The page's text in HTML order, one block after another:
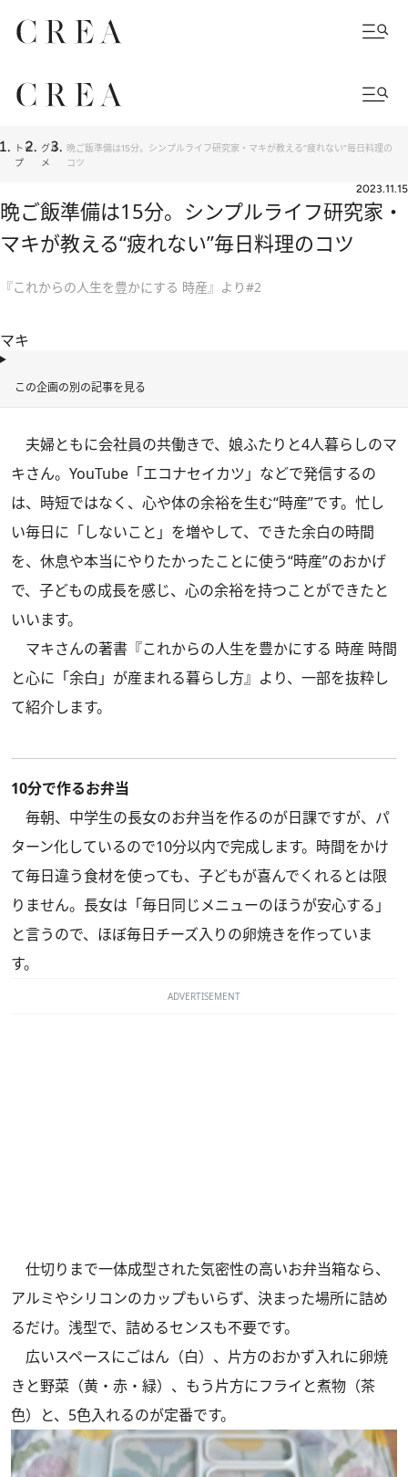
トッ
プ
グル
メ
晩ご飯準備は15分。シンプルライフ研究家・マキが教える“疲れない”毎日料理の
コツ
2023.11.15
晩ご飯準備は15分。シンプルライフ研究家・
マキが教える“疲れない”毎日料理のコツ
『これからの人生を豊かにする 時産』より#2
マキ
この企画の別の記事を見る
夫婦ともに会社員の共働きで、娘ふたりと4人暮らしのマ
キさん。YouTube「エコナセイカツ」などで発信するの
は、時短ではなく、心や体の余裕を生む“時産”です。忙し
い毎日に「しないこと」を増やして、できた余白の時間
を、休息や本当にやりたかったことに使う“時産”のおかげ
で、子どもの成長を感じ、心の余裕を持つことができたと
いいます。
マキさんの著書 『これからの人生を豊かにする 時産 時間
と心に「余白」が産まれる暮らし方』 より、一部を抜粋し
て紹介します。
10分で作るお弁当
毎朝、中学生の長女のお弁当を作るのが日課ですが、パ
ターン化しているので10分以内で完成します。時間をかけ
て毎日違う食材を使っても、子どもが喜んでくれるとは限
りません。長女は「毎日同じメニューのほうが安心する」
と言うので、ほぼ毎日チーズ入りの卵焼きを作っていま
す。
ADVERTISEMENT
仕切りまで一体成型された気密性の高いお弁当箱なら、
アルミやシリコンのカップもいらず、決まった場所に詰め
るだけ。浅型で、詰めるセンスも不要です。
広いスペースにごはん（白）、片方のおかず入れに卵焼
きと野菜（黄・赤・緑）、もう片方にフライと煮物（茶
色）と、5色入れるのが定番です。